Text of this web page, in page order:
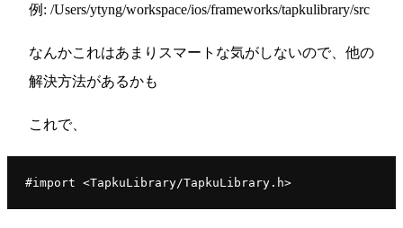
例: /Users/ytyng/workspace/ios/frameworks/tapkulibrary/src
なんかこれはあまりスマートな気がしないので、他の
解決方法があるかも
これで、
#import <TapkuLibrary/TapkuLibrary.h>